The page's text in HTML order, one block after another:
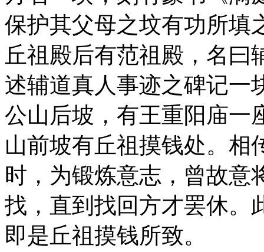
保护其父母之坟有功所填
丘祖殿后有范祖殿，名曰
述辅道真人事迹之碑记一
公山后坡，有王重阳庙一
山前坡有丘祖摸钱处。相
时，为锻炼意志，曾故意
找，直到找回方才罢休。
即是丘祖摸钱所致。